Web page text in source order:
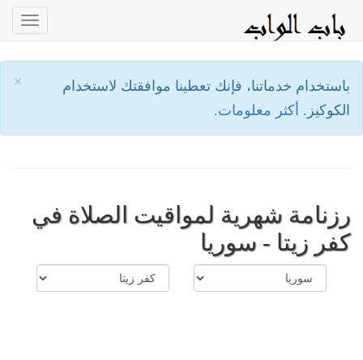
×
باستخدام خدماتنا، فإنك تعطينا موافقتك لاستخدام
الكوكيز. أكثر معلومات.
رزنامة شهرية لمواقيت الصلاة في
كفر زيتا - سوريا